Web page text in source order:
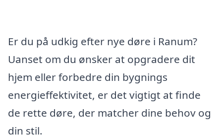
Er du på udkig efter nye døre i Ranum?
Uanset om du ønsker at opgradere dit
hjem eller forbedre din bygnings
energieffektivitet, er det vigtigt at finde
de rette døre, der matcher dine behov og
din stil.